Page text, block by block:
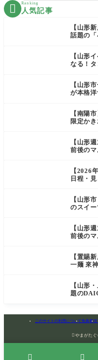
 Ranking
人気記事
【山形
話題の
【山形
なる！
【山形
が本格
【南陽
限定か
【山形
前後の
【2026
日程・
【山形
のスイ
【山形
前後の
【置賜
一麺 來
【山形
題の
このサイトの利用について免責事項
 やまがたぐ
 